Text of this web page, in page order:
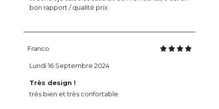
bon rapport / qualité prix.
Franco
Très design !
très bien et très confortable
Lundi 16 Septembre 2024